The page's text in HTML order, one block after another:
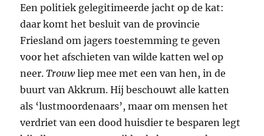
Een politiek gelegitimeerde jacht op de kat:
daar komt het besluit van de provincie
Friesland om jagers toestemming te geven
voor het afschieten van wilde katten wel op
neer.Trouwliep mee met een van hen, in de
buurt van Akkrum. Hij beschouwt alle katten
als ‘lustmoordenaars’, maar om mensen het
verdriet van een dood huisdier te besparen legt